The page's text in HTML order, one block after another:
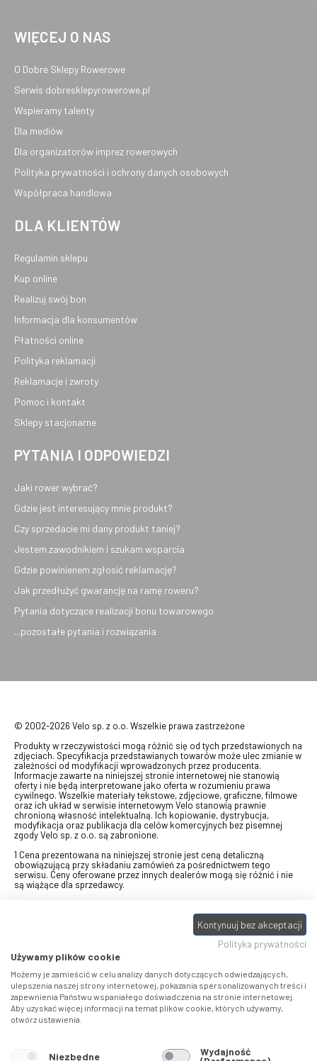
WIĘCEJ O NAS
O Dobre Sklepy Rowerowe
Serwis dobresklepyrowerowe.pl
Wspieramy talenty
Dla mediów
Dla organizatorów imprez rowerowych
Polityka prywatności i ochrony danych osobowych
Współpraca handlowa
DLA KLIENTÓW
Regulamin sklepu
Kup online
Realizuj swój bon
Informacja dla konsumentów
Płatności online
Polityka reklamacji
Reklamacje i zwroty
Pomoc i kontakt
Sklepy stacjonarne
PYTANIA I ODPOWIEDZI
Jaki rower wybrać?
Gdzie jest interesujący mnie produkt?
Czy sprzedacie mi dany produkt taniej?
Jestem zawodnikiem i szukam wsparcia
Gdzie powinienem zgłosić reklamację?
Jak przedłużyć gwarancję na ramę roweru?
Pytania dotyczące realizacji bonu towarowego
...pozostałe pytania i rozwiązania
© 2002-2026 Velo sp. z o.o. Wszelkie prawa zastrzeżone
Produkty w rzeczywistości mogą różnić się od tych przedstawionych na
zdjęciach. Specyfikacja przedstawianych towarów może ulec zmianie w
zależności od modyfikacji wprowadzonych przez producenta.
Informacje zawarte na niniejszej stronie internetowej nie stanowią
oferty i nie będą interpretowane jako oferta w rozumieniu prawa
cywilnego. Wszelkie materiały tekstowe, zdjęciowe, graficzne, filmowe
oraz ich układ w serwisie internetowym Velo stanowią prawnie
chronioną własność intelektualną. Ich kopiowanie, dystrybucja,
modyfikacja oraz publikacja dla celów komercyjnych bez pisemnej
zgody Velo sp. z o.o. są zabronione.
1 Cena prezentowana na niniejszej stronie jest ceną detaliczną
obowiązującą przy składaniu zamówień za pośrednictwem tego
serwisu. Ceny oferowane przez innych dealerów mogą się różnić i nie
są wiążące dla sprzedawcy.
swój bon" na towary z oferty VELO, aktualnie dostępnej na stronie
, w ramach sprzedaży premiowej. Dowiedz się jak
stronie promocji. Prezentowana wartość
eBonu uwzględnia fakt wyrażenia - w procesie rejestracji w Panelu
klienta- zgody na otrzymywanie drogą mailową informacji handlowo-
marketingowe, np. newsletter rowerowy. W przypadku braku zgody
wartość eBonu zostanie obniżona o 10 zł.
Pamiętaj, że eBony za produkty SIDI dotyczą zakupów w sklepach
SIDI Center, produkty Castelli zakupów w placówkach tworzących
Castelli Center.
Kontynuuj bez akceptacji
Polityka prywatności
Używamy plików cookie
Możemy je zamieścić w celu analizy danych dotyczących odwiedzających,
ulepszenia naszej strony internetowej, pokazania spersonalizowanych treści i
zapewnienia Państwu wspaniałego doświadczenia na stronie internetowej.
Aby uzyskać więcej informacji na temat plików cookie, których używamy,
otwórz ustawienia.
Niezbędne Wydajność